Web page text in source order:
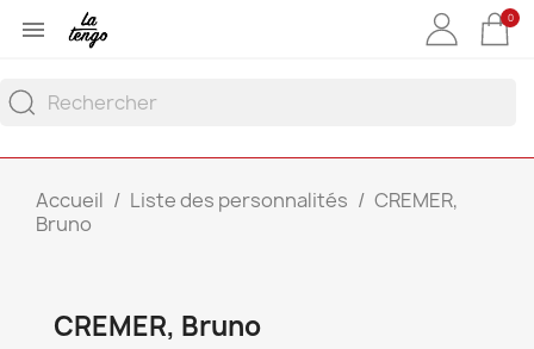
 0
Accueil Liste des personnalités
CREMER,
Bruno
CREMER, Bruno